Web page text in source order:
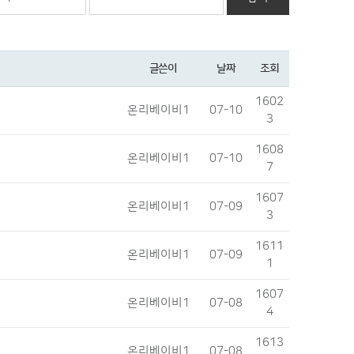
글쓴이 날짜 조회
온리베이비1 07-10
1602
3
온리베이비1 07-10
1608
7
온리베이비1 07-09
1607
3
온리베이비1 07-09
1611
1
온리베이비1 07-08
1607
4
온리베이비1 07-08
1613